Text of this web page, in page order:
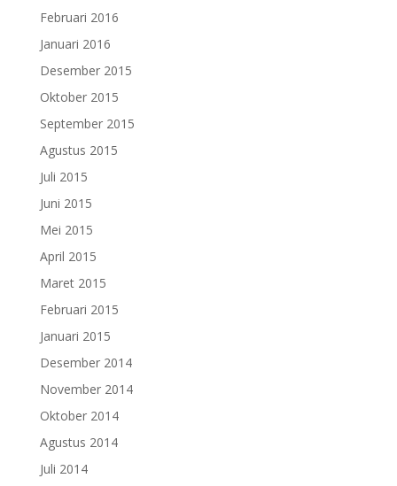
Februari 2016
Januari 2016
Desember 2015
Oktober 2015
September 2015
Agustus 2015
Juli 2015
Juni 2015
Mei 2015
April 2015
Maret 2015
Februari 2015
Januari 2015
Desember 2014
November 2014
Oktober 2014
Agustus 2014
Juli 2014